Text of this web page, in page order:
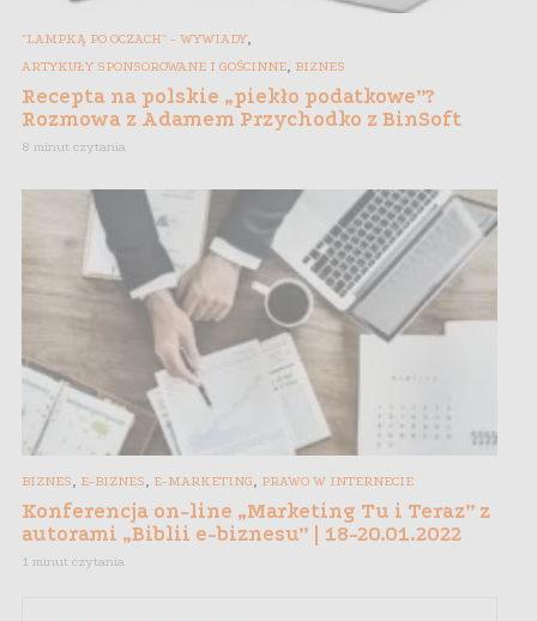
"LAMPKĄ PO OCZACH" - WYWIADY,
ARTYKUŁY SPONSOROWANE I GOŚCINNE BIZNES
Recepta na polskie „piekło podatkowe”?
Rozmowa z Adamem Przychodko z BinSoft
8 minut czytania
BIZNES, E-BIZNES, E-MARKETING, PRAWO W INTERNECIE
Konferencja on-line „Marketing Tu i Teraz” z
autorami „Biblii e-biznesu” | 18-20.01.2022
1 minut czytania